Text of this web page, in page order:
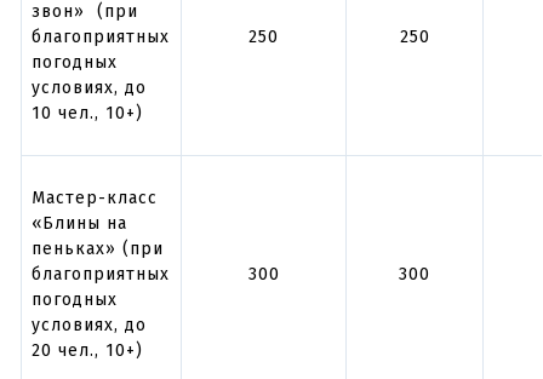
звон» (при
благоприятных
погодных
условиях, до
10 чел., 10+)
250 250
Мастер-класс
«Блины на
пеньках» (при
благоприятных
погодных
условиях, до
20 чел., 10+)
300 300